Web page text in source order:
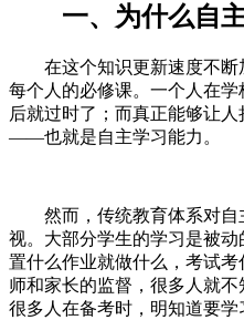
一、为什么自
在这个知识更新速度不
每个人的必修课。一个人在
后就过时了；而真正能够让
——也就是自主学习能力。
然而，传统教育体系对
视。大部分学生的学习是被
置什么作业就做什么，考试
师和家长的监督，很多人就
很多人在备考时，明知道要